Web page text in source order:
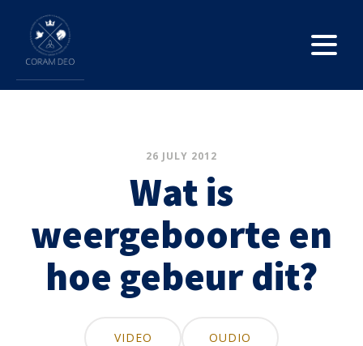
26 JULY 2012
Wat is
weergeboorte en
hoe gebeur dit?
VIDEO OUDIO